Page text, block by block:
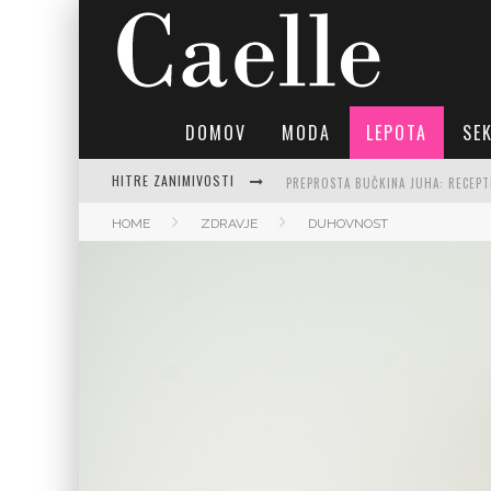
DOMOV MODA LEPOTA
HITRE ZANIMIVOSTI PREPROSTA BUČKINA JUHA:
HOME ZDRAVJE DUHOVNOST